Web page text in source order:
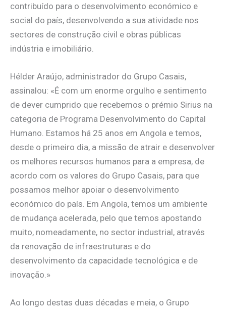
contribuído para o desenvolvimento económico e
social do país, desenvolvendo a sua atividade nos
sectores de construção civil e obras públicas
indústria e imobiliário.
Hélder Araújo, administrador do Grupo Casais,
assinalou: «É com um enorme orgulho e sentimento
de dever cumprido que recebemos o prémio Sirius na
categoria de Programa Desenvolvimento do Capital
Humano. Estamos há 25 anos em Angola e temos,
desde o primeiro dia, a missão de atrair e desenvolver
os melhores recursos humanos para a empresa, de
acordo com os valores do Grupo Casais, para que
possamos melhor apoiar o desenvolvimento
económico do país. Em Angola, temos um ambiente
de mudança acelerada, pelo que temos apostando
muito, nomeadamente, no sector industrial, através
da renovação de infraestruturas e do
desenvolvimento da capacidade tecnológica e de
inovação.»
Ao longo destas duas décadas e meia, o Grupo